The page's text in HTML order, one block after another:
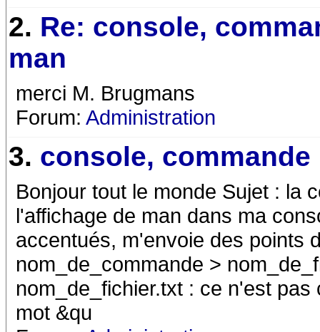
2. Re: console,
man
merci M. Brugmans
Forum: Administration
3. console, commande
Bonjour tout le monde Sujet : la
l'affichage de man dans ma
accentués, m'envoie des points
nom_de_commande >
nom_de_fichier.txt : ce n'est
mot &qu